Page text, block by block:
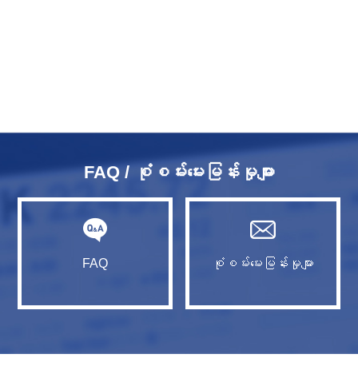
FAQ / စုံစမ်းမေးမြန်းမှုများ
FAQ စုံစမ်းမေးမြန်းမှုများ